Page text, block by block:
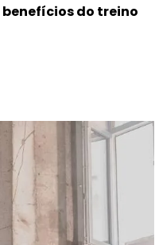
benefícios do treino